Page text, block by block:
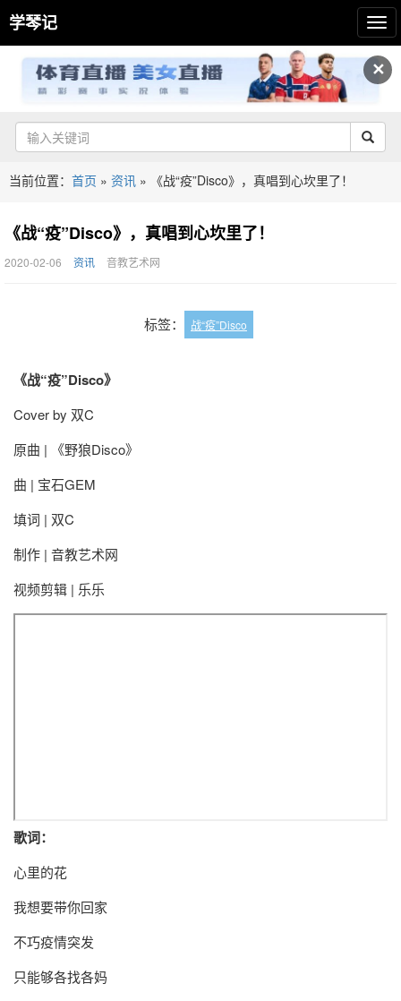
✕
学琴记
当前位置： 首页 » 资讯 » 《战“疫”Disco》，真唱到心坎里了！
《战“疫”Disco》，真唱到心坎里了！
2020-02-06 资讯 音教艺术网
标签： 战“疫”Disco
《战“疫”Disco》
Cover by 双C
原曲 | 《野狼Disco》
曲 | 宝石GEM
填词 | 双C
制作 | 音教艺术网
视频剪辑 | 乐乐
歌词：
心里的花
我想要带你回家
不巧疫情突发
只能够各找各妈